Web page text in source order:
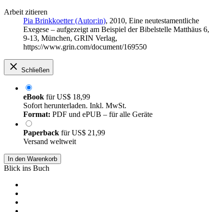
Arbeit zitieren
Pia Brinkkoetter (Autor:in), 2010, Eine neutestamentliche
Exegese – aufgezeigt am Beispiel der Bibelstelle Matthäus 6,
9-13, München, GRIN Verlag,
https://www.grin.com/document/169550
Schließen
eBook fürUS$ 18,99
Sofort herunterladen. Inkl. MwSt.
Format: PDF und ePUB – für alle Geräte
Paperback fürUS$ 21,99
Versand weltweit
In den Warenkorb
Blick ins Buch